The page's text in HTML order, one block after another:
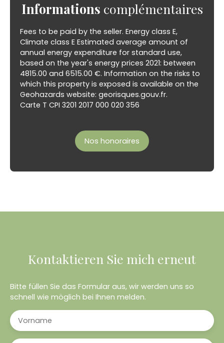
Informations complémentaires
Fees to be paid by the seller. Energy class E,
Climate class E Estimated average amount of
annual energy expenditure for standard use,
based on the year's energy prices 2021: between
4815.00 and 6515.00 €. Information on the risks to
which this property is exposed is available on the
Geohazards website: georisques.gouv.fr.
Carte T CPI 3201 2017 000 020 356
Nos honoraires
Kontaktieren Sie mich erneut
Bitte füllen Sie das Formular aus, wir werden uns so
schnell wie möglich bei Ihnen melden.
Vorname